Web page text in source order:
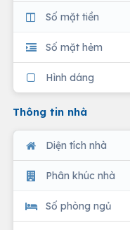
Số mặt tiền
Số mặt hẻm
Hình dáng
Thông tin nhà
Diện tích nhà
Phân khúc nhà
Số phòng ngủ